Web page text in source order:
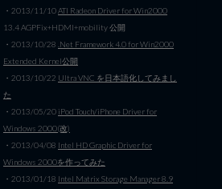
・2013/11/10ATI Radeon Driver for Win2000
13.4 AGPFix+HDMI+mobility 公開
・2013/10/28 .Net Framework 4.0 for Win2000
Extended Kernel公開
・2013/10/22 Ultra VNC を日本語化してみまし
た
・2013/05/20 iPod Touch/iPhone Driver for
Windows 2000(改)
・2013/04/08 Intel HD Graphic Driver for
Windows 2000を作ってみた
・2013/01/18 Intel Matrix Storage Manager 8.9